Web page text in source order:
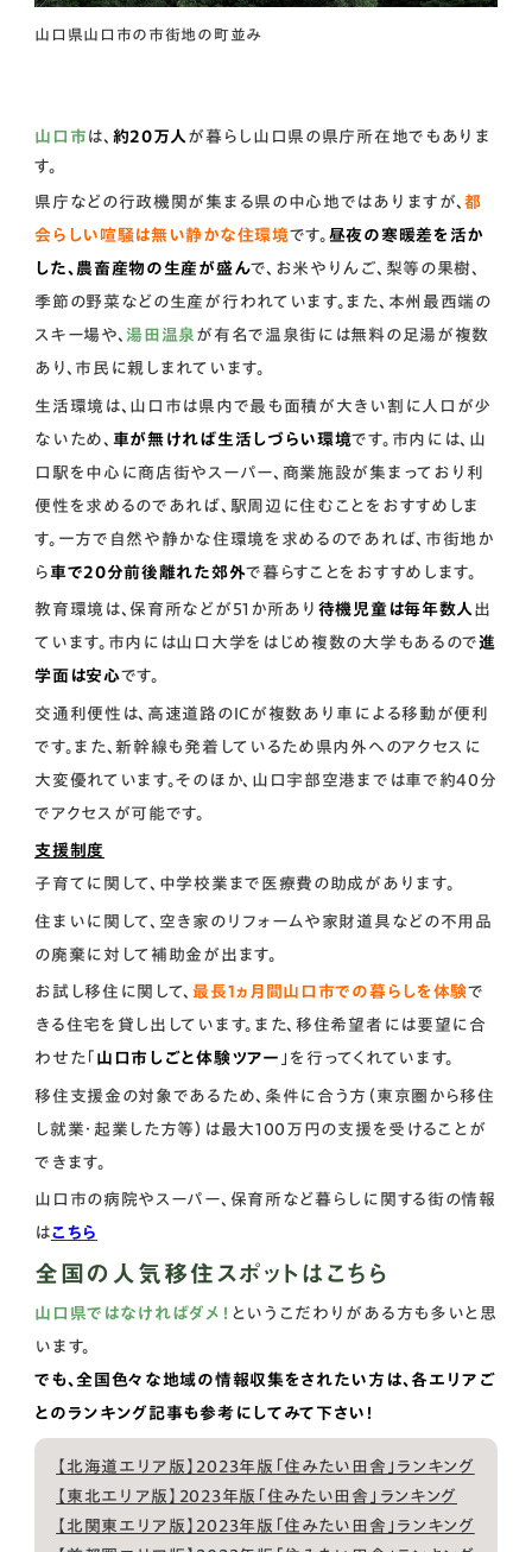
山口県山口市の市街地の町並み
山口市 は、 約20万人 が暮らし山口県の県庁所在地でもありま
す。
県庁などの行政機関が集まる県の中心地ではありますが、都
会らしい喧騒は無い静かな住環境です。 昼夜の寒暖差を活か
した、農畜産物の生産が盛んで、お米やりんご、梨等の果樹、
季節の野菜などの生産が行われています。また、本州最西端の
スキー場や、 湯田温泉 が有名で温泉街には無料の足湯が複数
あり、市民に親しまれています。
生活環境は、山口市は県内で最も面積が大きい割に人口が少
ないため、 車が無ければ生活しづらい環境です。市内には、山
口駅を中心に商店街やスーパー、商業施設が集まっており利
便性を求めるのであれば、駅周辺に住むことをおすすめしま
す。一方で自然や静かな住環境を求めるのであれば、市街地か
ら車で20分前後離れた郊外で暮らすことをおすすめします。
教育環境は、保育所などが51か所あり 待機児童は毎年数人 出
ています。市内には山口大学をはじめ複数の大学もあるので進
学面は安心です。
交通利便性は、高速道路のICが複数あり車による移動が便利
です。また、新幹線も発着しているため県内外へのアクセスに
大変優れています。そのほか、山口宇部空港までは車で約40分
でアクセスが可能です。
支援制度
子育てに関して、中学校業まで医療費の助成があります。
住まいに関して、空き家のリフォームや家財道具などの不用品
の廃棄に対して補助金が出ます。
お試し移住に関して、最長1ヵ月間山口市での暮らしを体験で
きる住宅を貸し出しています。また、移住希望者には要望に合
わせた「 山口市しごと体験ツアー 」を行ってくれています。
移住支援金の対象であるため、条件に合う方（東京圏から移住
し就業・起業した方等）は最大100万円の支援を受けることが
できます。
山口市の病院やスーパー、保育所など暮らしに関する街の情報
はこちら
全国の人気移住スポットはこちら
山口県ではなければダメ！ というこだわりがある方も多いと思
います。
でも、全国色々な地域の情報収集をされたい方は、各エリアご
とのランキング記事も参考にしてみて下さい！
【北海道エリア版】2023年版「住みたい田舎」ランキング
【東北エリア版】2023年版「住みたい田舎」ランキング
【北関東エリア版】2023年版「住みたい田舎」ランキング